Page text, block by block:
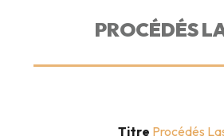
PROCÉDÉS
Titre Procédés